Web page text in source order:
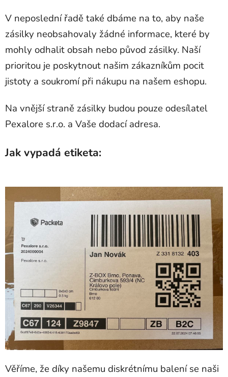
V neposlední řadě také dbáme na to, aby naše
zásilky neobsahovaly žádné informace, které by
mohly odhalit obsah nebo původ zásilky. Naší
prioritou je poskytnout našim zákazníkům pocit
jistoty a soukromí při nákupu na našem eshopu.
Na vnější straně zásilky budou pouze odesílatel
Pexalore s.r.o. a Vaše dodací adresa.
Jak vypadá etiketa:
Věříme, že díky našemu diskrétnímu balení se naši